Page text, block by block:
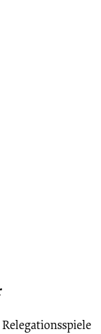
Relegationsspiele